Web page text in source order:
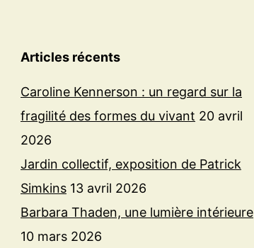
Articles récents
Caroline Kennerson : un regard sur la
fragilité des formes du vivant 20 avril
2026
Jardin collectif, exposition de Patrick
Simkins 13 avril 2026
Barbara Thaden, une lumière intérieure
10 mars 2026